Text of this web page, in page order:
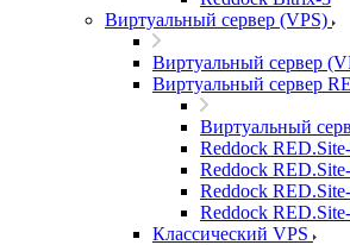
Виртуальный сервер (VPS)
Виртуальный сервер
Виртуальный сервер
Виртуальный
Reddock
Reddock
Reddock
Reddock
Классический VPS